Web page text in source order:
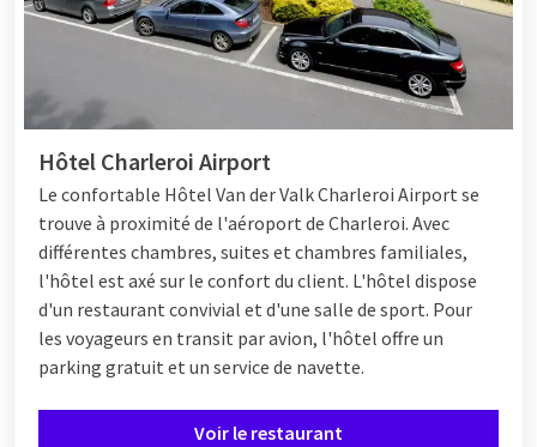
Hôtel Charleroi Airport
Le confortable Hôtel Van der Valk Charleroi Airport se
trouve à proximité de l'aéroport de Charleroi. Avec
différentes chambres, suites et chambres familiales,
l'hôtel est axé sur le confort du client. L'hôtel dispose
d'un restaurant convivial et d'une salle de sport. Pour
les voyageurs en transit par avion, l'hôtel offre un
parking gratuit et un service de navette.
Voir le restaurant